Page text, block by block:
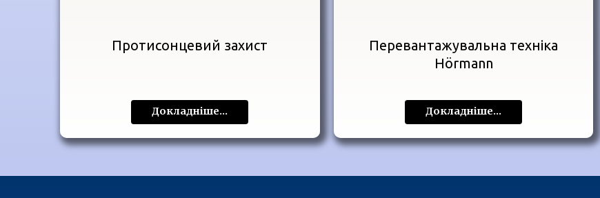
Протисонцевий захист
Докладніше...
Перевантажувальна техніка
Hörmann
Докладніше...